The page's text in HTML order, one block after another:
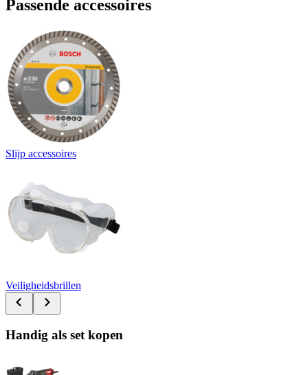
Passende accessoires
Slijp accessoires
Veiligheidsbrillen
Handig als set kopen